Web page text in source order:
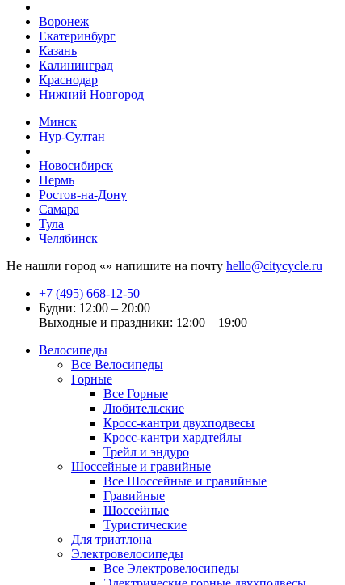
Воронеж
Екатеринбург
Казань
Калининград
Краснодар
Нижний Новгород
Минск
Нур-Султан
Новосибирск
Пермь
Ростов-на-Дону
Самара
Тула
Челябинск
Не нашли город «» напишите на почту hello@citycycle.ru
+7 (495) 668-12-50
Будни: 12:00 – 20:00
Выходные и праздники: 12:00 – 19:00
Велосипеды
Все Велосипеды
Горные
Все Горные
Любительские
Кросс-кантри двухподвесы
Кросс-кантри хардтейлы
Трейл и эндуро
Шоссейные и гравийные
Все Шоссейные и гравийные
Гравийные
Шоссейные
Туристические
Для триатлона
Электровелосипеды
Все Электровелосипеды